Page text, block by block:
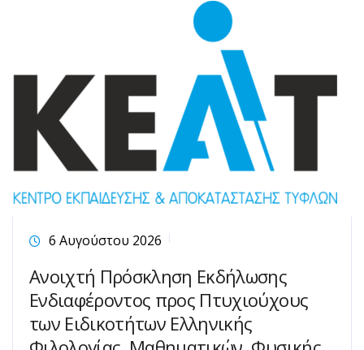
6 Αυγούστου 2026
Ανοιχτή Πρόσκληση Εκδήλωσης
Ενδιαφέροντος προς Πτυχιούχους
των Ειδικοτήτων Ελληνικής